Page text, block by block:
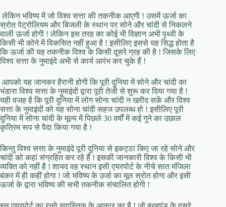
लेकिन भविष्य में जो विश्व सत्ता की तकनीक आएगी ! उसमें ऊर्जा का
स्रोत पेट्रोलियम और बिजली के स्थान पर सोने और चांदी से निकलने
वाली ऊर्जा होगी ! लेकिन इस तरह का कोई भी विज्ञान अभी पृथ्वी के
किसी भी कोने में विकसित नहीं हुआ है ! इसीलिए इससे यह सिद्ध होता है
कि ऊर्जा की यह तकनीक विश्व के किसी दूसरे ग्रह की है ! जिसके लिए
विश्व सत्ता के नुमाइंदे अभी से कार्य आरंभ कर चुके हैं !
आपको यह जानकर हैरानी होगी कि पूरी दुनिया में सोने और चांदी का
भंडारा विश्व सत्ता के नुमाइंदों द्वारा पूरी तेजी से शुरू कर दिया गया है !
यही वजह है कि पूरी दुनिया में लोग सोना चांदी न खरीद सकें और विश्व
सत्ता के नुमाइंदों को यह सोना चांदी सहज उपलब्ध हो ! इसीलिए पूरी
दुनिया में सोना चांदी के मूल्य में पिछले 30 वर्षों में कई गुने का उछाल
कृत्रिम रूप से पैदा किया गया है !
किन्तु विश्व सत्ता के नुमाइंदे पूरी दुनिया से इकट्ठा किए जा रहे सोने और
चांदी को कहां संग्रहित कर रहे हैं ! इसकी जानकारी विश्व के किसी भी
व्यक्ति को नहीं है ! शायद वह स्थान इसी एयरपोर्ट के नीचे सात मंजिला
बंकर में ही कहीं होगा ! जो भविष्य के उर्जा का मूल स्रोत होगा और इसी
ऊर्जा के द्वारा भविष्य की सभी तकनीक संचालित होगी !